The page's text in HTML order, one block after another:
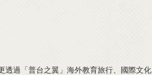
透過「普台之翼」海外教育旅行、國際文化